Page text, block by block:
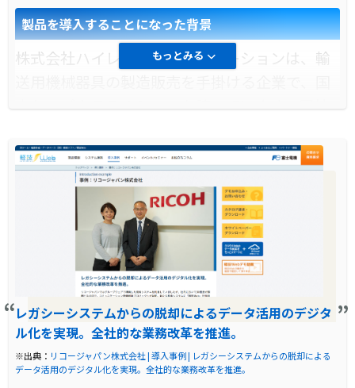
め、情報システム部への依存が減少しました。
さらに、将来的には営業支援やRPAとの連携な
ど、業務のさらなる効率化・自動化が期待され
もっとみる
製品を導入することになった背景
株式会社ハイレックスコーポレーションは、輸
内トップクラスのシェアを誇っています。同社
BIツール「軽技Web」を導入しました。これに
より、各部門の業務効率化と改善に大きく貢献
しています。
導入前に企業が抱えていた課題
導入前、ハイレックスコーポレーションの情報
システム部門には、全社各部署からのデータ抽
出・検索の依頼が集中していました。これによ
り、ITグループの本来の業務が停滞し、効率的
な業務運営が困難となっていました。特に、デ
レガシーシステムからの脱却によるデータ活用のデジタ
ル化を実現。全社的な業務改革を推進。
※出典： リコージャパン株式会社 | 導入事例 | レガシーシステムからの脱却による
データ活用のデジタル化を実現。全社的な業務改革を推進。